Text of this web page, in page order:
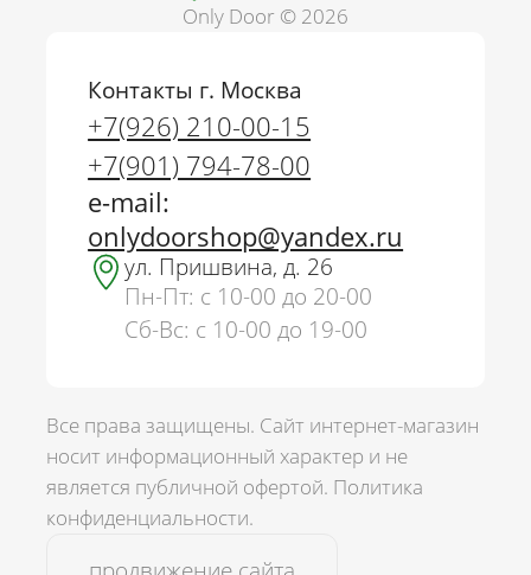
г. Москва
+7(926) 210-00-15
Only Door © 2026
Контакты г. Москва
+7(926) 210-00-15
+7(901) 794-78-00
e-mail:
onlydoorshop@yandex.ru
ул. Пришвина, д. 26
Пн-Пт: с 10-00 до 20-00
Сб-Вс: с 10-00 до 19-00
Все права защищены. Сайт интернет-магазин
носит информационный характер и не
является публичной офертой. Политика
конфиденциальности.